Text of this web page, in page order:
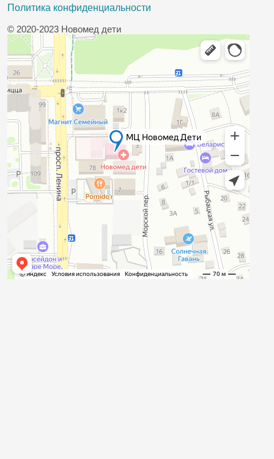
Политика конфиденциальности
© 2020-2023 Новомед дети